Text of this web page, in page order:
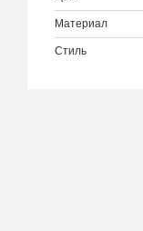
Материал
Стиль